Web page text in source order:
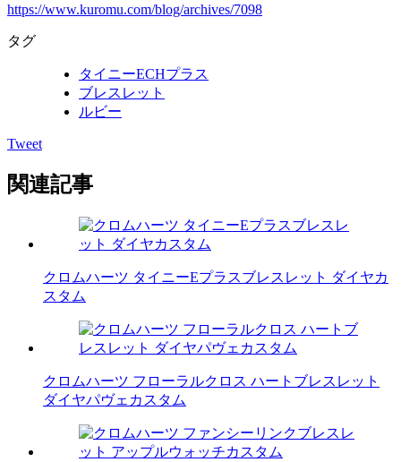
https://www.kuromu.com/blog/archives/7098
タグ
タイニーECHプラス
ブレスレット
ルビー
Tweet
関連記事
クロムハーツ タイニーEプラスブレスレット ダイヤカ
スタム
クロムハーツ フローラルクロス ハートブレスレット
ダイヤパヴェカスタム